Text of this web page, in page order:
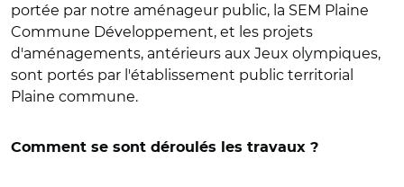
portée par notre aménageur public, la SEM Plaine
Commune Développement, et les projets
d'aménagements, antérieurs aux Jeux olympiques,
sont portés par l'établissement public territorial
Plaine commune.
Comment se sont déroulés les travaux ?